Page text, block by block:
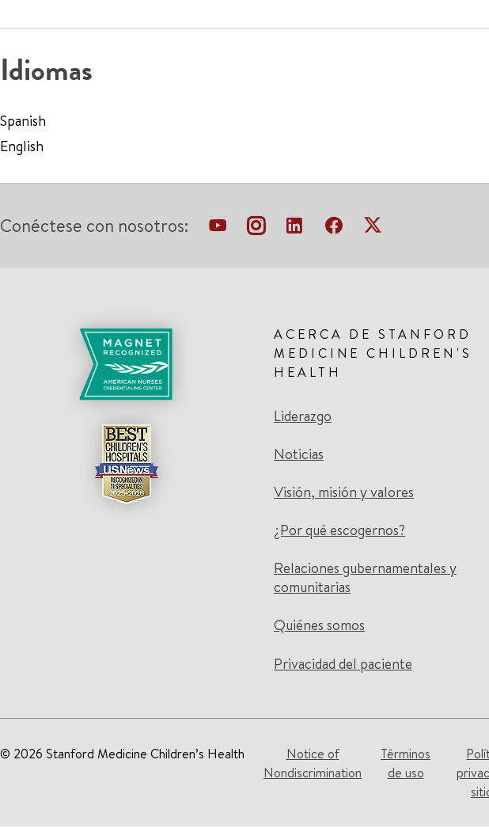
Idiomas
Spanish
English
Conéctese con nosotros:
ACERCA DE STANFORD
MEDICINE CHILDREN'S
HEALTH
Liderazgo
Noticias
Visión, misión y valores
¿Por qué escogernos?
Relaciones gubernamentales y
comunitarias
Quiénes somos
Privacidad del paciente
© 2026 Stanford Medicine Children’s Health
Notice of
Nondiscrimination
Términos
de uso